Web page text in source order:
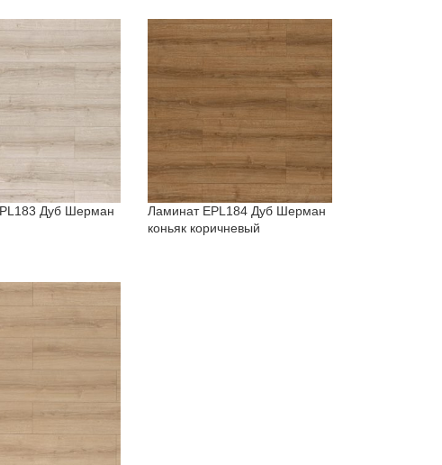
Дуб Шерман
Ламинат EPL184 Дуб Шерман
коньяк коричневый